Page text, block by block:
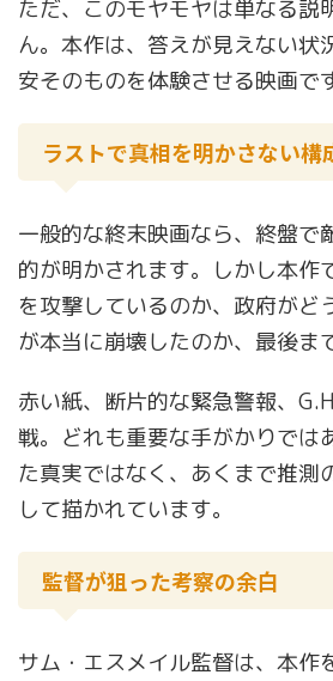
ただ、このモヤモヤは単なる説
ん。本作は、答えが見えない状
安そのものを体験させる映画で
ラストで真相を明かさない構
一般的な終末映画なら、終盤で
的が明かされます。しかし本作
を攻撃しているのか、政府がど
が本当に崩壊したのか、最後ま
赤い紙、断片的な緊急警報、
戦。どれも重要な手がかりでは
た真実ではなく、あくまで推測
して描かれています。
監督が狙った考察の余白
サム・エスメイル監督は、本作